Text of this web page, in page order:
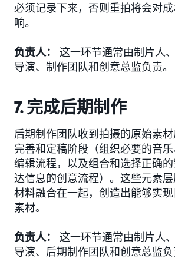
必须记录下来，否则重拍将会对
响。
负责人：
这一环节通常由制片人
导演、制作团队和创意总监负责。
7. 完成后期制作
后期制作团队收到拍摄的原始素
完善和定稿阶段（组织必要的音
编辑流程，以及组合和选择正确
达信息的创意流程）。这些元素
材料融合在一起，创造出能够实
素材。
负责人： 这一环节通常由制片人
导演、后期制作团队和创意总监负